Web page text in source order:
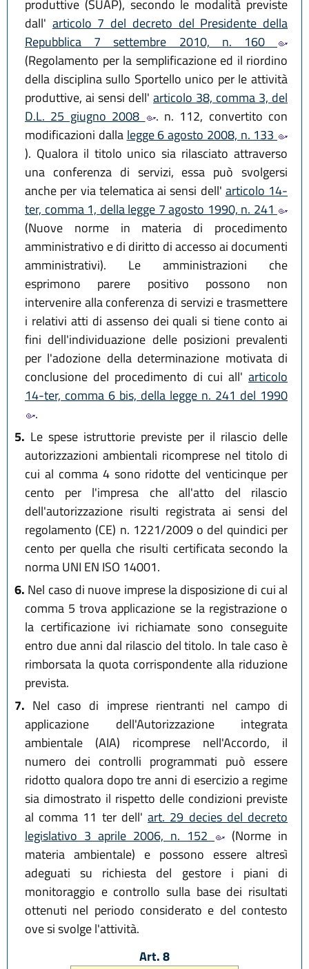
produttive (SUAP), secondo le modalità previste
dall' articolo 7 del decreto del Presidente della
Repubblica 7 settembre 2010, n. 160
(Regolamento per la semplificazione ed il riordino
della disciplina sullo Sportello unico per le attività
produttive, ai sensi dell' articolo 38, comma 3, del
D.L. 25 giugno 2008
. n. 112, convertito con
modificazioni dalla legge 6 agosto 2008, n. 133
). Qualora il titolo unico sia rilasciato attraverso
una conferenza di servizi, essa può svolgersi
anche per via telematica ai sensi dell' articolo 14-
ter, comma 1, della legge 7 agosto 1990, n. 241
(Nuove norme in materia di procedimento
amministrativo e di diritto di accesso ai documenti
amministrativi). Le amministrazioni che
esprimono parere positivo possono non
intervenire alla conferenza di servizi e trasmettere
i relativi atti di assenso dei quali si tiene conto ai
fini dell'individuazione delle posizioni prevalenti
per l'adozione della determinazione motivata di
conclusione del procedimento di cui all' articolo
14-ter, comma 6 bis, della legge n. 241 del 1990
.
5. Le spese istruttorie previste per il rilascio delle
autorizzazioni ambientali ricomprese nel titolo di
cui al comma 4 sono ridotte del venticinque per
cento per l'impresa che all'atto del rilascio
dell'autorizzazione risulti registrata ai sensi del
regolamento (CE) n. 1221/2009 o del quindici per
cento per quella che risulti certificata secondo la
norma UNI EN ISO 14001.
6. Nel caso di nuove imprese la disposizione di cui al
comma 5 trova applicazione se la registrazione o
la certificazione ivi richiamate sono conseguite
entro due anni dal rilascio del titolo. In tale caso è
rimborsata la quota corrispondente alla riduzione
prevista.
7. Nel caso di imprese rientranti nel campo di
applicazione dell'Autorizzazione integrata
ambientale (AIA) ricomprese nell'Accordo, il
numero dei controlli programmati può essere
ridotto qualora dopo tre anni di esercizio a regime
sia dimostrato il rispetto delle condizioni previste
al comma 11 ter dell'art. 29 decies del decreto
legislativo 3 aprile 2006, n. 152
(Norme in
materia ambientale) e possono essere altresì
adeguati su richiesta del gestore i piani di
monitoraggio e controllo sulla base dei risultati
ottenuti nel periodo considerato e del contesto
ove si svolge l'attività.
Art. 8